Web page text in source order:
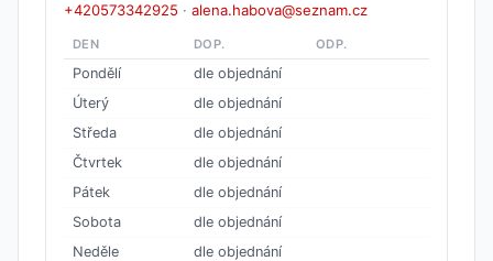
+420573342925 · alena.habova@seznam.cz
DEN DOP. ODP.
Pondělí
dle objednání
Úterý
dle objednání
Středa
dle objednání
Čtvrtek
dle objednání
Pátek
dle objednání
Sobota
dle objednání
Neděle
dle objednání